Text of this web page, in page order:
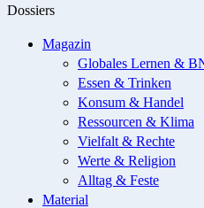
Dossiers
Magazin
Globales Lernen &
Essen & Trinken
Konsum & Handel
Ressourcen & Klima
Vielfalt & Rechte
Werte & Religion
Alltag & Feste
Material